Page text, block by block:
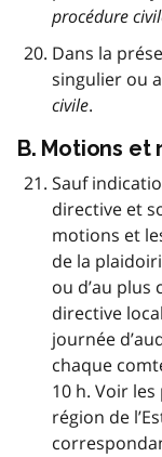
procédure
Dans la
singulier ou
civile.
B. Motions
Sauf
directive et
motions et
de la
ou d’au plus
directive
journée
chaque
10 h. Voir
région de